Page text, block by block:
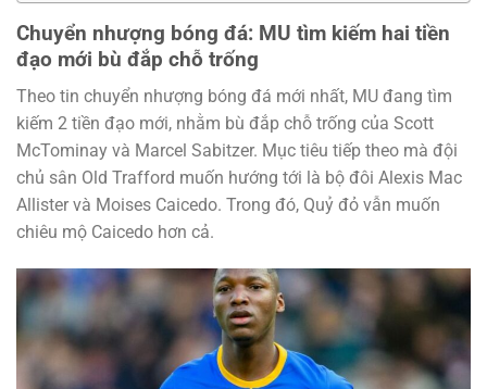
Chuyển nhượng bóng đá: MU tìm kiếm hai tiền
đạo mới bù đắp chỗ trống
Theo tin chuyển nhượng bóng đá mới nhất, MU đang tìm
kiếm 2 tiền đạo mới, nhằm bù đắp chỗ trống của Scott
McTominay và Marcel Sabitzer. Mục tiêu tiếp theo mà đội
chủ sân Old Trafford muốn hướng tới là bộ đôi Alexis Mac
Allister và Moises Caicedo. Trong đó, Quỷ đỏ vẫn muốn
chiêu mộ Caicedo hơn cả.